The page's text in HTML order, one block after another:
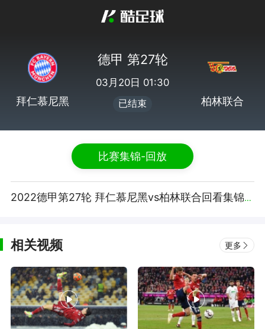
拜仁慕尼黑
德甲 第27轮
03月20日 01:30
已结束 柏林联合
比赛集锦-回放
2022德甲第27轮 拜仁慕尼黑vs柏林联合回看集锦【腾讯视频】
相关视频 更多